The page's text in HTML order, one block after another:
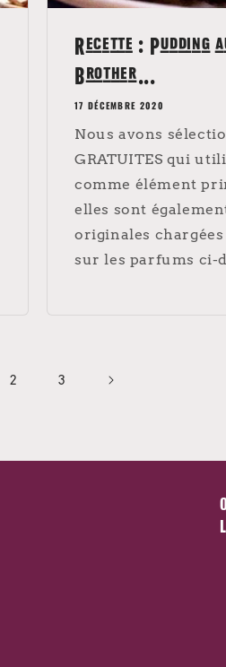
Recette : Pudding
Brother...
17 DÉCEMBRE 2020
Nous avons
GRATUITES qui
comme élément
elles sont
originales
sur les parfums ci-
2 3